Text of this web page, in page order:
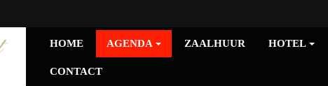
HOME AGENDA ZAALHUUR HOTEL
CONTACT